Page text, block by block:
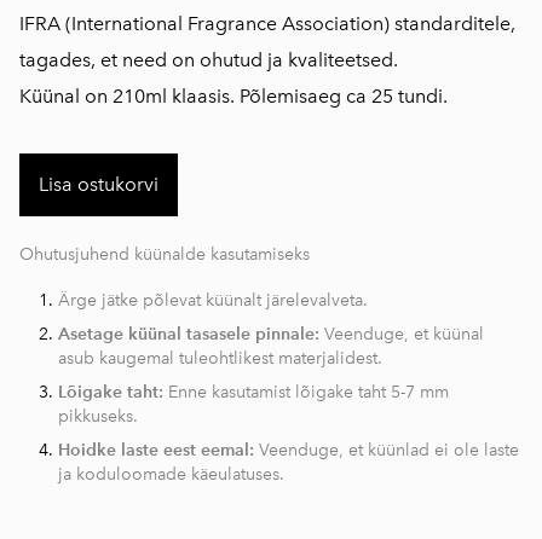
IFRA (International Fragrance Association) standarditele,
tagades, et need on ohutud ja kvaliteetsed.
Küünal on 210ml klaasis. Põlemisaeg ca 25 tundi.
Lisa ostukorvi
Ohutusjuhend küünalde kasutamiseks
Ärge jätke põlevat küünalt järelevalveta.
Asetage küünal tasasele pinnale: Veenduge, et küünal
asub kaugemal tuleohtlikest materjalidest.
Lõigake taht: Enne kasutamist lõigake taht 5-7 mm
pikkuseks.
Hoidke laste eest eemal: Veenduge, et küünlad ei ole laste
ja koduloomade käeulatuses.